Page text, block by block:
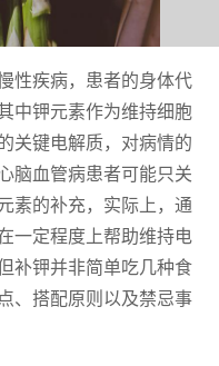
性疾病，患者的身体代
中钾元素作为维持细胞
关键电解质，对病情的
脑血管病患者可能只关
素的补充，实际上，通
一定程度上帮助维持电
补钾并非简单吃几种食
、搭配原则以及禁忌事